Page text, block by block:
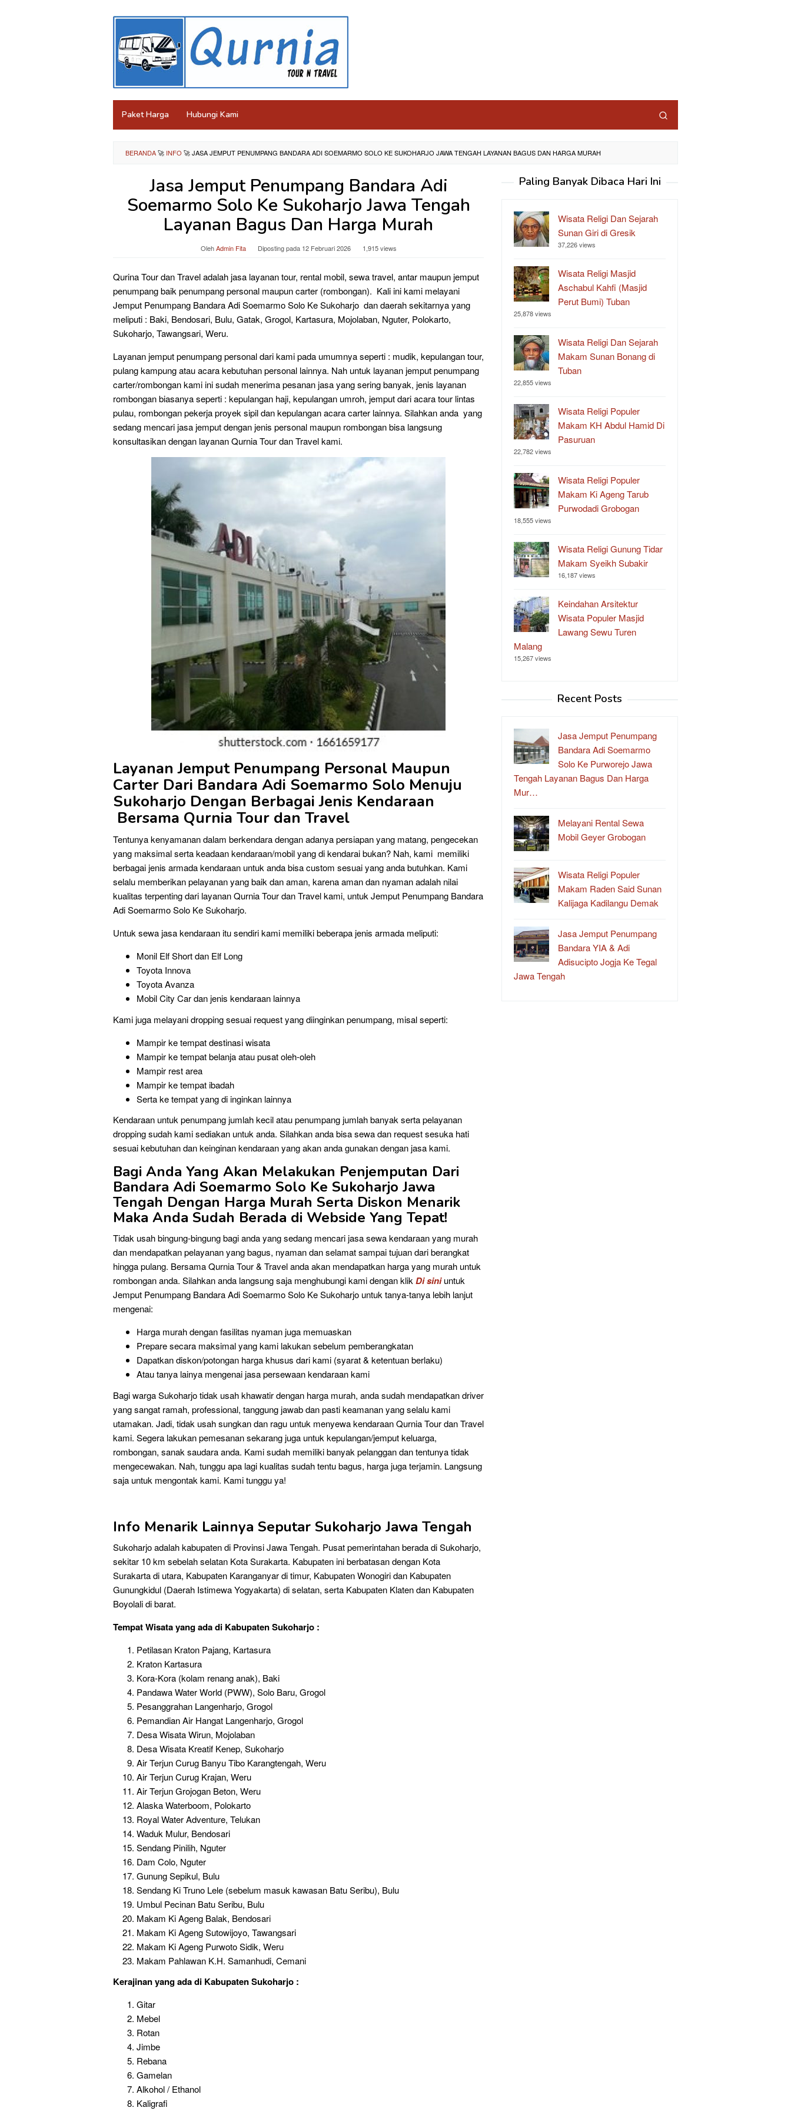
Paket Harga Hubungi Kami
BERANDA🚀 INFO 🚀JASA JEMPUT PENUMPANG BANDARA ADI SOEMARMO SOLO KE SUKOHARJO JAWA TENGAH LAYANAN BAGUS DAN HARGA MURAH
Jasa Jemput Penumpang Bandara Adi
Soemarmo Solo Ke Sukoharjo Jawa Tengah
Layanan Bagus Dan Harga Murah
OlehAdmin Fita Diposting pada 12 Februari 2026 1,915 views
Qurina Tour dan Travel adalah jasa layanan tour, rental mobil, sewa travel, antar maupun jemput
penumpang baik penumpang personal maupun carter (rombongan). Kali ini kami melayani
Jemput Penumpang Bandara Adi Soemarmo Solo Ke Sukoharjo dan daerah sekitarnya yang
meliputi : Baki, Bendosari, Bulu, Gatak, Grogol, Kartasura, Mojolaban, Nguter, Polokarto,
Sukoharjo, Tawangsari, Weru.
Layanan jemput penumpang personal dari kami pada umumnya seperti : mudik, kepulangan tour,
pulang kampung atau acara kebutuhan personal lainnya. Nah untuk layanan jemput penumpang
carter/rombongan kami ini sudah menerima pesanan jasa yang sering banyak, jenis layanan
rombongan biasanya seperti : kepulangan haji, kepulangan umroh, jemput dari acara tour lintas
pulau, rombongan pekerja proyek sipil dan kepulangan acara carter lainnya. Silahkan anda yang
sedang mencari jasa jemput dengan jenis personal maupun rombongan bisa langsung
konsultasikan dengan layanan Qurnia Tour dan Travel kami.
Layanan Jemput Penumpang Personal Maupun
Carter Dari Bandara Adi Soemarmo Solo Menuju
Sukoharjo Dengan Berbagai Jenis Kendaraan
Bersama Qurnia Tour dan Travel
Tentunya kenyamanan dalam berkendara dengan adanya persiapan yang matang, pengecekan
yang maksimal serta keadaan kendaraan/mobil yang di kendarai bukan? Nah, kami memiliki
berbagai jenis armada kendaraan untuk anda bisa custom sesuai yang anda butuhkan. Kami
selalu memberikan pelayanan yang baik dan aman, karena aman dan nyaman adalah nilai
kualitas terpenting dari layanan Qurnia Tour dan Travel kami, untuk Jemput Penumpang Bandara
Adi Soemarmo Solo Ke Sukoharjo.
Untuk sewa jasa kendaraan itu sendiri kami memiliki beberapa jenis armada meliputi:
Monil Elf Short dan Elf Long
Toyota Innova
Toyota Avanza
Mobil City Car dan jenis kendaraan lainnya
Kami juga melayani dropping sesuai request yang diinginkan penumpang, misal seperti:
Mampir ke tempat destinasi wisata
Mampir ke tempat belanja atau pusat oleh-oleh
Mampir rest area
Mampir ke tempat ibadah
Serta ke tempat yang di inginkan lainnya
Kendaraan untuk penumpang jumlah kecil atau penumpang jumlah banyak serta pelayanan
dropping sudah kami sediakan untuk anda. Silahkan anda bisa sewa dan request sesuka hati
sesuai kebutuhan dan keinginan kendaraan yang akan anda gunakan dengan jasa kami.
Bagi Anda Yang Akan Melakukan Penjemputan Dari
Bandara Adi Soemarmo Solo Ke Sukoharjo Jawa
Tengah Dengan Harga Murah Serta Diskon Menarik
Maka Anda Sudah Berada di Webside Yang Tepat!
Tidak usah bingung-bingung bagi anda yang sedang mencari jasa sewa kendaraan yang murah
dan mendapatkan pelayanan yang bagus, nyaman dan selamat sampai tujuan dari berangkat
hingga pulang. Bersama Qurnia Tour & Travel anda akan mendapatkan harga yang murah untuk
rombongan anda. Silahkan anda langsung saja menghubungi kami dengan klik Di siniuntuk
Jemput Penumpang Bandara Adi Soemarmo Solo Ke Sukoharjo untuk tanya-tanya lebih lanjut
mengenai:
Harga murah dengan fasilitas nyaman juga memuaskan
Prepare secara maksimal yang kami lakukan sebelum pemberangkatan
Dapatkan diskon/potongan harga khusus dari kami (syarat & ketentuan berlaku)
Atau tanya lainya mengenai jasa persewaan kendaraan kami
Bagi warga Sukoharjo tidak usah khawatir dengan harga murah, anda sudah mendapatkan driver
yang sangat ramah, professional, tanggung jawab dan pasti keamanan yang selalu kami
utamakan. Jadi, tidak usah sungkan dan ragu untuk menyewa kendaraan Qurnia Tour dan Travel
kami. Segera lakukan pemesanan sekarang juga untuk kepulangan/jemput keluarga,
rombongan, sanak saudara anda. Kami sudah memiliki banyak pelanggan dan tentunya tidak
mengecewakan. Nah, tunggu apa lagi kualitas sudah tentu bagus, harga juga terjamin. Langsung
saja untuk mengontak kami. Kami tunggu ya!
Info Menarik Lainnya Seputar Sukoharjo Jawa Tengah
Sukoharjo adalah kabupaten di Provinsi Jawa Tengah. Pusat pemerintahan berada di Sukoharjo,
sekitar 10 km sebelah selatan Kota Surakarta. Kabupaten ini berbatasan dengan Kota
Surakarta di utara, Kabupaten Karanganyar di timur, Kabupaten Wonogiri dan Kabupaten
Gunungkidul (Daerah Istimewa Yogyakarta) di selatan, serta Kabupaten Klaten dan Kabupaten
Boyolali di barat.
Tempat Wisata yang ada di Kabupaten Sukoharjo :
Petilasan Kraton Pajang, Kartasura
Kraton Kartasura
Kora-Kora (kolam renang anak), Baki
Pandawa Water World (PWW), Solo Baru, Grogol
Pesanggrahan Langenharjo, Grogol
Pemandian Air Hangat Langenharjo, Grogol
Desa Wisata Wirun, Mojolaban
Desa Wisata Kreatif Kenep, Sukoharjo
Air Terjun Curug Banyu Tibo Karangtengah, Weru
Air Terjun Curug Krajan, Weru
Air Terjun Grojogan Beton, Weru
Alaska Waterboom, Polokarto
Royal Water Adventure, Telukan
Waduk Mulur, Bendosari
Sendang Pinilih, Nguter
Dam Colo, Nguter
Gunung Sepikul, Bulu
Sendang Ki Truno Lele (sebelum masuk kawasan Batu Seribu), Bulu
Umbul Pecinan Batu Seribu, Bulu
Makam Ki Ageng Balak, Bendosari
Makam Ki Ageng Sutowijoyo, Tawangsari
Makam Ki Ageng Purwoto Sidik, Weru
Makam Pahlawan K.H. Samanhudi, Cemani
Kerajinanyang ada di Kabupaten Sukoharjo :
Gitar
Mebel
Rotan
Jimbe
Rebana
Gamelan
Alkohol / Ethanol
Kaligrafi
Paling Banyak Dibaca Hari Ini
Wisata Religi Dan Sejarah
Sunan Giri di Gresik
37,226 views
Wisata Religi Masjid
Aschabul Kahfi (Masjid
Perut Bumi) Tuban
25,878 views
Wisata Religi Dan Sejarah
Makam Sunan Bonang di
Tuban
22,855 views
Wisata Religi Populer
Makam KH Abdul Hamid Di
Pasuruan
22,782 views
Wisata Religi Populer
Makam Ki Ageng Tarub
Purwodadi Grobogan
18,555 views
Wisata Religi Gunung Tidar
Makam Syeikh Subakir
16,187 views
Keindahan Arsitektur
Wisata Populer Masjid
Lawang Sewu Turen
Malang
15,267 views
Recent Posts
Jasa Jemput Penumpang
Bandara Adi Soemarmo
Solo Ke Purworejo Jawa
Tengah Layanan Bagus Dan Harga
Mur…
Melayani Rental Sewa
Mobil Geyer Grobogan
Wisata Religi Populer
Makam Raden Said Sunan
Kalijaga Kadilangu Demak
Jasa Jemput Penumpang
Bandara YIA & Adi
Adisucipto Jogja Ke Tegal
Jawa Tengah